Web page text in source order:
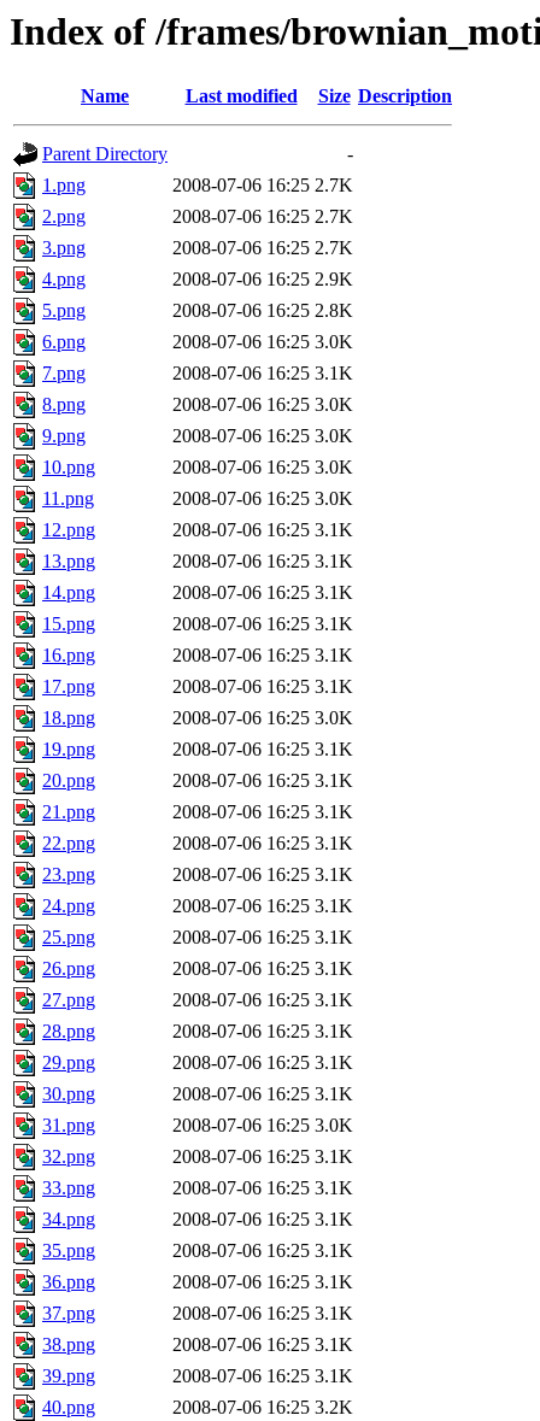
Index of /frames/
Name Last modified Size Description
Parent Directory
-
1.png
2008-07-06 16:25 2.7K
2.png
2008-07-06 16:25 2.7K
3.png
2008-07-06 16:25 2.7K
4.png
2008-07-06 16:25 2.9K
5.png
2008-07-06 16:25 2.8K
6.png
2008-07-06 16:25 3.0K
7.png
2008-07-06 16:25 3.1K
8.png
2008-07-06 16:25 3.0K
9.png
2008-07-06 16:25 3.0K
10.png
2008-07-06 16:25 3.0K
11.png
2008-07-06 16:25 3.0K
12.png
2008-07-06 16:25 3.1K
13.png
2008-07-06 16:25 3.1K
14.png
2008-07-06 16:25 3.1K
15.png
2008-07-06 16:25 3.1K
16.png
2008-07-06 16:25 3.1K
17.png
2008-07-06 16:25 3.1K
18.png
2008-07-06 16:25 3.0K
19.png
2008-07-06 16:25 3.1K
20.png
2008-07-06 16:25 3.1K
21.png
2008-07-06 16:25 3.1K
22.png
2008-07-06 16:25 3.1K
23.png
2008-07-06 16:25 3.1K
24.png
2008-07-06 16:25 3.1K
25.png
2008-07-06 16:25 3.1K
26.png
2008-07-06 16:25 3.1K
27.png
2008-07-06 16:25 3.1K
28.png
2008-07-06 16:25 3.1K
29.png
2008-07-06 16:25 3.1K
30.png
2008-07-06 16:25 3.1K
31.png
2008-07-06 16:25 3.0K
32.png
2008-07-06 16:25 3.1K
33.png
2008-07-06 16:25 3.1K
34.png
2008-07-06 16:25 3.1K
35.png
2008-07-06 16:25 3.1K
36.png
2008-07-06 16:25 3.1K
37.png
2008-07-06 16:25 3.1K
38.png
2008-07-06 16:25 3.1K
39.png
2008-07-06 16:25 3.1K
40.png
2008-07-06 16:25 3.2K